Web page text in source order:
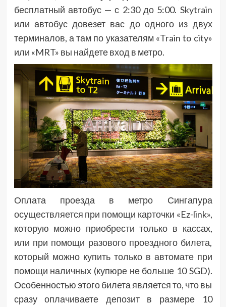
бесплатный автобус — с 2:30 до 5:00. Skytrain
или автобус довезет вас до одного из двух
терминалов, а там по указателям «Train to city»
или «MRT» вы найдете вход в метро.
Оплата проезда в метро Сингапура
осуществляется при помощи карточки «Ez-link»,
которую можно приобрести только в кассах,
или при помощи разового проездного билета,
который можно купить только в автомате при
помощи наличных (купюре не больше 10 SGD).
Особенностью этого билета является то, что вы
сразу оплачиваете депозит в размере 10